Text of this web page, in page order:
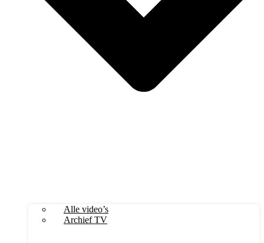
Alle video’s
Archief TV